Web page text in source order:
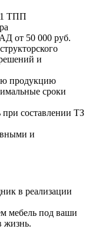
1 ТПП
от 50 000 руб.
и
продукцию
сроки
при составлении ТЗ
и
в реализации
мебель под ваши
жизнь.